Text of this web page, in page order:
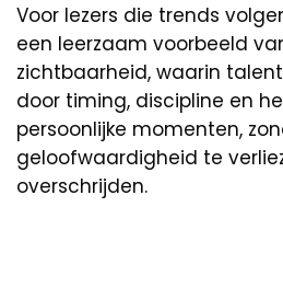
Voor lezers die trends
een leerzaam voorbeeld
zichtbaarheid, waarin
door timing, discipline en
persoonlijke momenten,
geloofwaardigheid te
overschrijden.